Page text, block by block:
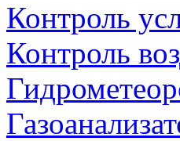
Контроль
Контроль